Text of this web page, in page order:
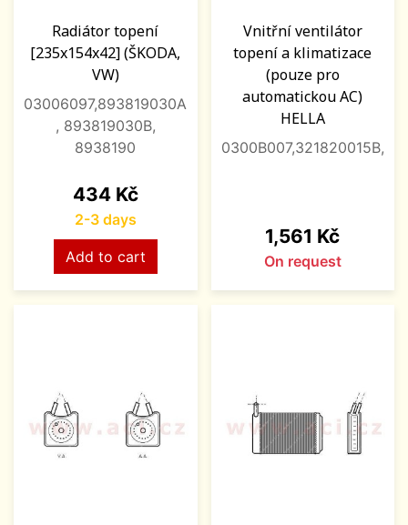
Radiátor topení
[235x154x42] (ŠKODA,
VW)
03006097,893819030A
, 893819030B,
8938190
Price
434 Kč
2-3 days
Add to cart
Vnitřní ventilátor
topení a klimatizace
(pouze pro
automatickou AC)
HELLA
0300B007,321820015B,
Price
1,561 Kč
On request